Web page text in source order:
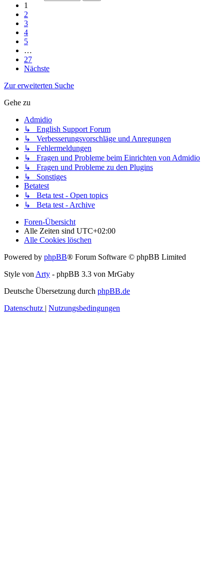
1
2
3
4
5
…
27
Nächste
Zur erweiterten Suche
Gehe zu
Admidio
↳ English Support Forum
↳ Verbesserungsvorschläge und Anregungen
↳ Fehlermeldungen
↳ Fragen und Probleme beim Einrichten von Admidio
↳ Fragen und Probleme zu den Plugins
↳ Sonstiges
Betatest
↳ Beta test - Open topics
↳ Beta test - Archive
Foren-Übersicht
Alle Zeiten sind UTC+02:00
Alle Cookies löschen
Powered by phpBB® Forum Software © phpBB Limited
Style von Arty - phpBB 3.3 von MrGaby
Deutsche Übersetzung durch phpBB.de
Datenschutz | Nutzungsbedingungen